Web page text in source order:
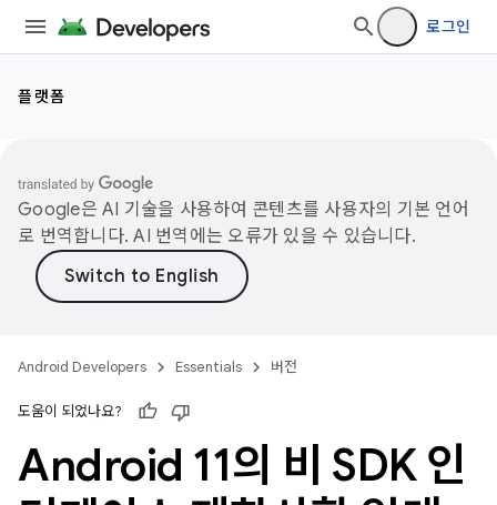
로그인
플랫폼
Google은 AI 기술을 사용하여 콘텐츠를 사용자의 기본 언어
로 번역합니다. AI 번역에는 오류가 있을 수 있습니다.
Android Developers Essentials 버전
도움이 되었나요?
Android 11의 비 SDK 인